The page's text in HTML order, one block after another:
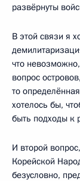
развёрнуты
В этой связи я
что
вопрос
то
хотелось бы,
быть подходы к
И второй
Корейской
безусловно,